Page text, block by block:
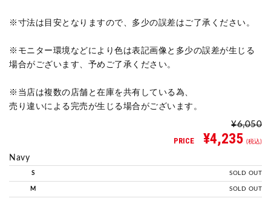
※寸法は目安となりますので、多少の誤差はご了承ください。
※モニター環境などにより色は表記画像と多少の誤差が生じる
場合がございます、予めご了承ください。
※当店は複数の店舗と在庫を共有している為、
売り違いによる完売が生じる場合がございます。
¥6,050
PRICE
¥4,235 (税込)
Navy
S SOLD OUT
M SOLD OUT